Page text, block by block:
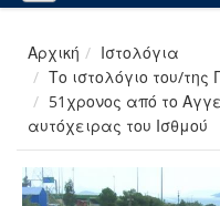
Αρχική
Ιστολόγια
Το ιστολόγιο του/
51χρονος από το
αυτόχειρας του Ισθμού